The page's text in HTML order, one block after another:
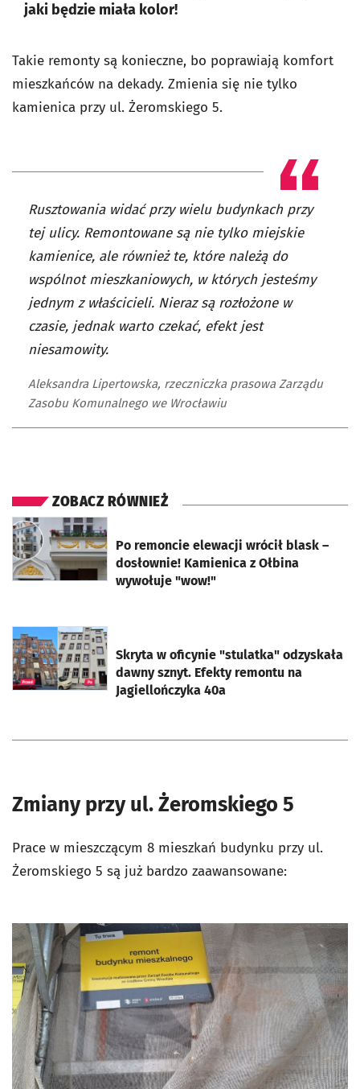
jaki będzie miała kolor!
Takie remonty są konieczne, bo poprawiają komfort
mieszkańców na dekady. Zmienia się nie tylko
kamienica przy ul. Żeromskiego 5.
Rusztowania widać przy wielu budynkach przy
tej ulicy. Remontowane są nie tylko miejskie
kamienice, ale również te, które należą do
wspólnot mieszkaniowych, w których jesteśmy
jednym z właścicieli. Nieraz są rozłożone w
czasie, jednak warto czekać, efekt jest
niesamowity.
Aleksandra Lipertowska, rzeczniczka prasowa Zarządu
Zasobu Komunalnego we Wrocławiu
ZOBACZ RÓWNIEŻ
Po remoncie elewacji wrócił blask –
dosłownie! Kamienica z Ołbina
wywołuje "wow!"
otworzy się w nowej karcie
Skryta w oficynie "stulatka" odzyskała
dawny sznyt. Efekty remontu na
Jagiellończyka 40a
otworzy się w nowej karcie
Zmiany przy ul. Żeromskiego 5
Prace w mieszczącym 8 mieszkań budynku przy ul.
Żeromskiego 5 są już bardzo zaawansowane: